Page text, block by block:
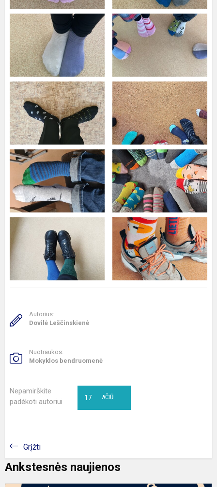
Autorius:
Dovilė Leščinskienė
Nuotraukos:
Mokyklos bendruomenė
Nepamirškite
padėkoti autoriui
AČIŪ
17
Grįžti
Ankstesnės naujienos